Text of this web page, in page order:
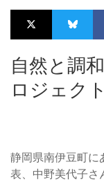
自然と調
ロジェク
静岡県南伊豆町に
表、中野美代子さ